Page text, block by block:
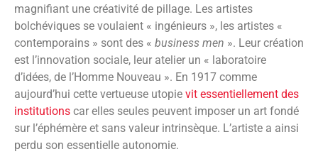
magnifiant une créativité de pillage. Les artistes
bolchéviques se voulaient « ingénieurs », les artistes «
contemporains » sont des « business men ». Leur création
est l’innovation sociale, leur atelier un « laboratoire
d’idées, de l’Homme Nouveau ». En 1917 comme
aujourd’hui cette vertueuse utopie vit essentiellement des
institutions car elles seules peuvent imposer un art fondé
sur l’éphémère et sans valeur intrinsèque. L’artiste a ainsi
perdu son essentielle autonomie.